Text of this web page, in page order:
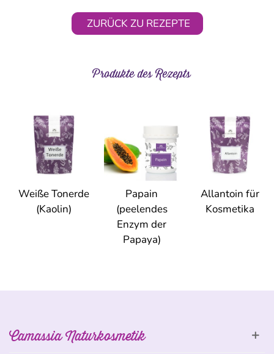
ZURÜCK ZU REZEPTE
Produkte des Rezepts
Weiße Tonerde
(Kaolin)
Papain
(peelendes
Enzym der
Papaya)
Allantoin für
Kosmetika
Camassia Naturkosmetik